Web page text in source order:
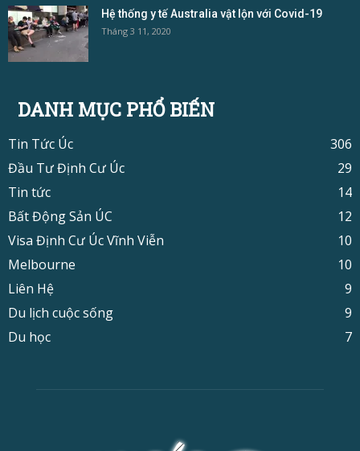
Hệ thống y tế Australia vật lộn với Covid-19
Tháng 3 11, 2020
DANH MỤC PHỔ BIẾN
Tin Tức Úc
306
Đầu Tư Định Cư Úc
29
Tin tức
14
Bất Động Sản ÚC
12
Visa Định Cư Úc Vĩnh Viễn
10
Melbourne
10
Liên Hệ
9
Du lịch cuộc sống
9
Du học
7